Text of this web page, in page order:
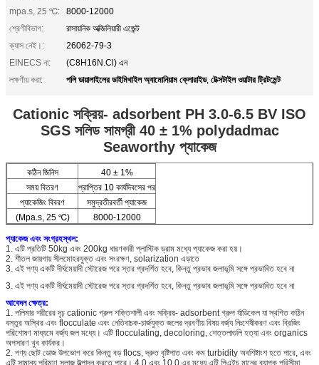
mpa.s, 25 ℃:
8000-12000
শ্রেণীবিভাগ:
রাসায়নিক অক্জিলিয়ারী এজেন্ট
ক্যাস নেই।:
26062-79-3
EINECS না:
(C8H16N.Cl) এন
লক্ষণীয় করা:
পলি ডায়ালাইলের ডাইমিথাইল অ্যামোনিয়াম ক্লোরাইড, টেক্সটাইল ওয়াটার ট্রিটমেন্ট
Cationic সক্রিয়- adsorbent PH 3.0-6.5 BV ISO
SGS সলিড সামগ্রী 40 ± 1% polydadmac
Seaworthy প্যাকেজ
কঠিন জিনিস
40 ± 1%
সময় বিতরণ
প্রাপ্তির 10 কার্যদিবসের পর
প্যাকেজিং বিবরণ
সমুদ্রতীরবর্তী প্যাকেজ
(Mpa.s, 25 ℃)
8000-12000
প্যাকেজ এবং সংগ্রহস্থল:
1. এটি প্রতিটি 50kg এবং 200kg ধারণকারী প্লাস্টিক ড্রাম মধ্যে প্যাকেজ করা হয়।
2. শীতল জায়গায় সীলমোহরযুক্ত এবং সংরক্ষণ, solarization এড়াতে
3. এই পণ্য একটি দীর্ঘমেয়াদী স্টোরেজ পরে স্তর প্রদর্শিত হবে, কিন্তু প্রভাব জলাভূমি সঙ্গে প্রভাবিত হবে না
3. এই পণ্য একটি দীর্ঘমেয়াদী স্টোরেজ পরে স্তর প্রদর্শিত হবে, কিন্তু প্রভাব জলাভূমি সঙ্গে প্রভাবিত হবে না
আবেদন ক্ষেত্র:
1. পলিমার শরীরের দৃঢ় cationic গ্রুপ শক্তিশালী এবং সক্রিয়- adsorbent গ্রুপ র্যাডিকেল যা স্থগিত কঠিন
বস্তুর অস্থির এবং flocculate এবং নেতিবাচক-চার্জযুক্ত জলের দ্রবণীয় বিষয় বর্জ্য নিঃশেষীকরণ এবং ব্রিজিং
পরিশোষণ মাধ্যমে বর্জ্য জল মধ্যে। এটি flocculating, decoloring, শেত্তলাগুলি হত্যা এবং organics
অপসারণ খুব কার্যকর।
2. পণ্য ছোট ডোজ উপভোগ করে কিন্তু বড় flocs, দ্রুত বৃষ্টিপাত এবং কম turbidity অবশিষ্টাংশ হতে পারে, এবং
এটি সামান্য পরিমাণ স্লাজ উত্পাদন করতে পারে। 4.0 এবং 10.0 এর মধ্যে এটি পিএইচ মানের ব্যাপক পরিসীমা